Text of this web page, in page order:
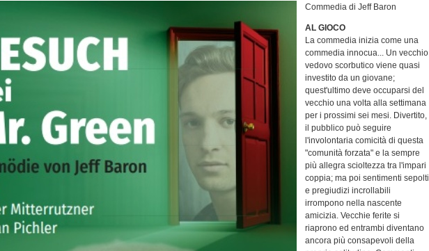
Commedia di Jeff Baron
AL GIOCO
La commedia inizia come una
commedia innocua... Un vecchio
vedovo scorbutico viene quasi
investito da un giovane;
quest'ultimo deve occuparsi del
vecchio una volta alla settimana
per i prossimi sei mesi. Divertito,
il pubblico può seguire
l'involontaria comicità di questa
"comunità forzata" e la sempre
più allegra scioltezza tra l'impari
coppia; ma poi sentimenti sepolti
e pregiudizi incrollabili
irrompono nella nascente
amicizia. Vecchie ferite si
riaprono ed entrambi diventano
ancora più consapevoli della